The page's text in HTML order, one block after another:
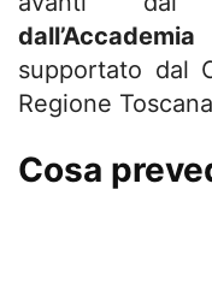
supportato dal
Regione
Cosa